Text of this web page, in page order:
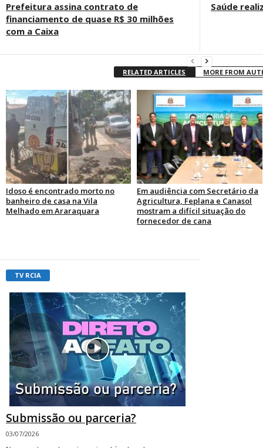
Prefeitura assina contrato de
financiamento de quase R$ 30 milhões
com a Caixa
Saúde
RELATED ARTICLES MORE FROM
Idoso é encontrado morto no
banheiro de casa na Vila
Melhado em Araraquara
Em audiência com Secretário da
Agricultura, Feplana e Canasol
mostram a difícil situação do
fornecedor de cana
TV RCIA
Submissão ou parceria?
03/07/2026